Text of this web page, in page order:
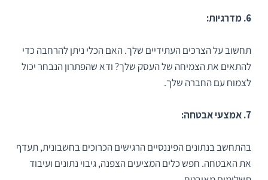
6. מדרגיות:
תחשוב על הצרכים העתידיים שלך. האם הכלי ניתן להרחבה כדי
להתאים את הצמיחה של העסק שלך? ודא שהפתרון הנבחר יכול
לצמוח עם החברה שלך.
7. אמצעי אבטחה:
בהתחשב בנתונים הפיננסיים הרגישים הכרוכים בחשבונית, תעדף
את האבטחה. חפש כלים המציעים הצפנה, גיבוי נתונים ועיבוד